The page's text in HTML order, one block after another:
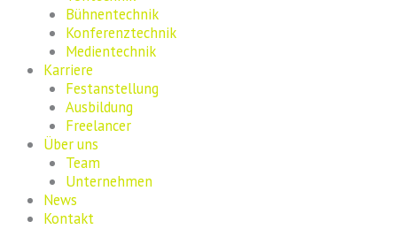
Bühnentechnik
Konferenztechnik
Medientechnik
Karriere
Festanstellung
Ausbildung
Freelancer
Über uns
Team
Unternehmen
News
Kontakt